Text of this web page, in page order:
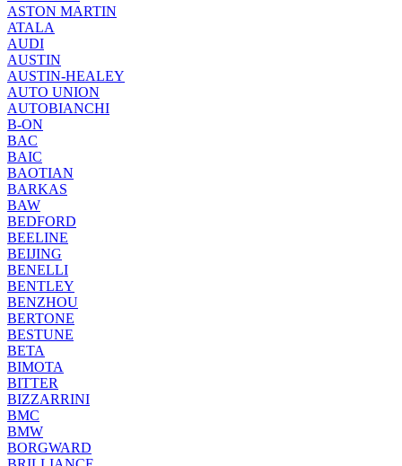
ASTON MARTIN
ATALA
AUDI
AUSTIN
AUSTIN-HEALEY
AUTO UNION
AUTOBIANCHI
B-ON
BAC
BAIC
BAOTIAN
BARKAS
BAW
BEDFORD
BEELINE
BEIJING
BENELLI
BENTLEY
BENZHOU
BERTONE
BESTUNE
BETA
BIMOTA
BITTER
BIZZARRINI
BMC
BMW
BORGWARD